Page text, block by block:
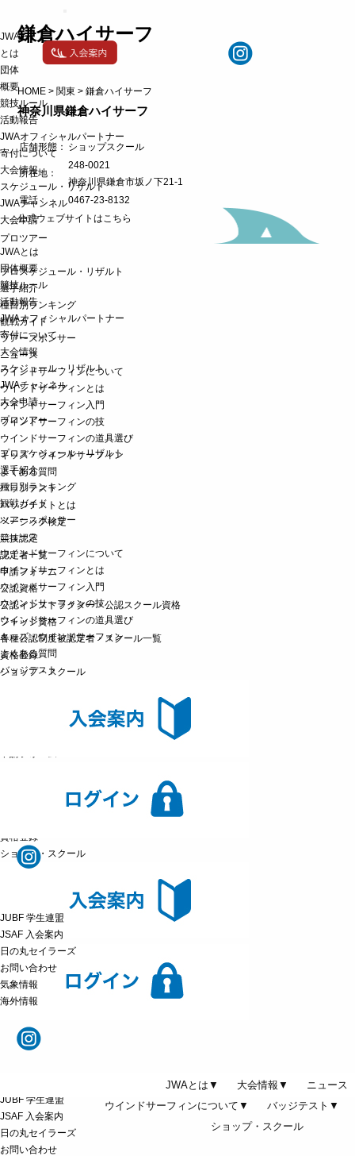
o
g
l
n
a
v
g
a
o
n
JWA
とは
団体
概要
競技ルール
活動報告
JWAオフィシャルパートナー
寄付について
大会情報
スケジュール・リザルト
JWAチャンネル
大会申請
プロツアー
プロスケジュール・リザルト
選手紹介
種目別ランキング
観戦ガイド
ツアースポンサー
ニュース
ウインドサーフィンについて
ウインドサーフィンとは
ウインドサーフィン入門
ウインドサーフィンの技
ウインドサーフィンの道具選び
キッズ・ウインドサーフィン
よくある質問
バッジテスト
バッジテストとは
ベーシック検定
競技認定
認定者一覧
申請フォーム
公認資格
公認インストラクター・公認スクール資格
ジャッジ資格
各種公認制度被認定者・スクール一覧
資格登録
ショップ・スクール
JUBF 学生連盟
JSAF 入会案内
日の丸セイラーズ
お問い合わせ
気象情報
海外情報
JWAとは▼ 大会情報▼
ニュース
ウインドサーフィンについて▼
バッジテスト▼
ショップ・スクール
鎌倉ハイサーフ
HOME > 関東 >鎌倉ハイサーフ
神奈川県鎌倉ハイサーフ
店舗形態： ショップスクール
所在地：
248-0021
神奈川県鎌倉市坂ノ下21-1
電話：
0467-23-8132
公式ウェブサイトはこちら
JWAとは
団体概要
競技ルール
活動報告
JWAオフィシャルパートナー
寄付について
大会情報
スケジュール・リザルト
JWAチャンネル
大会申請
プロツアー
プロスケジュール・リザルト
選手紹介
種目別ランキング
観戦ガイド
ツアースポンサー
ニュース
ウインドサーフィンについて
ウインドサーフィンとは
ウインドサーフィン入門
ウインドサーフィンの技
ウインドサーフィンの道具選び
キッズ・ウインドサーフィン
よくある質問
バッジテスト
公認インストラクター・公認スクール資格
各種公認制度被認定者・スクール一覧
資格登録
ショップ・スクール
JUBF 学生連盟
JSAF 入会案内
日の丸セイラーズ
お問い合わせ